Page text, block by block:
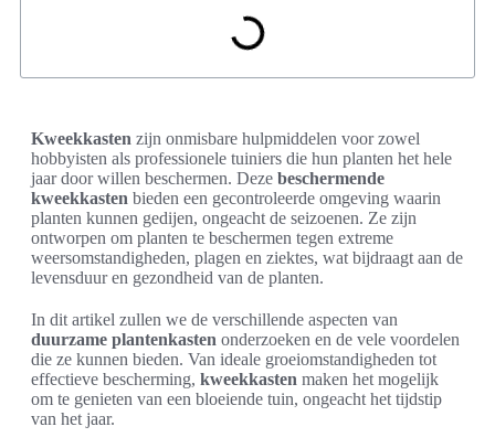
Kweekkasten zijn onmisbare hulpmiddelen voor zowel
hobbyisten als professionele tuiniers die hun planten het hele
jaar door willen beschermen. Deze beschermende
kweekkasten bieden een gecontroleerde omgeving waarin
planten kunnen gedijen, ongeacht de seizoenen. Ze zijn
ontworpen om planten te beschermen tegen extreme
weersomstandigheden, plagen en ziektes, wat bijdraagt aan de
levensduur en gezondheid van de planten.
In dit artikel zullen we de verschillende aspecten van
duurzame plantenkasten onderzoeken en de vele voordelen
die ze kunnen bieden. Van ideale groeiomstandigheden tot
effectieve bescherming, kweekkasten maken het mogelijk
om te genieten van een bloeiende tuin, ongeacht het tijdstip
van het jaar.